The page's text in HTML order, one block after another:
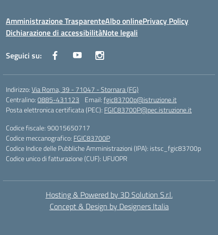
Amministrazione TrasparenteAlbo onlinePrivacy Policy
Dichiarazione di accessibilitàNote legali
Seguici su:
Indirizzo:Via Roma, 39 - 71047 - Stornara (FG)
Centralino:0885-431123 Email:fgic83700p@istruzione.it
Posta elettronica certificata (PEC): FGIC83700P@pec.istruzione.it
Codice fiscale: 90015650717
Codice meccanografico: FGIC83700P
Codice Indice delle Pubbliche Amministrazioni (IPA): istsc_fgic83700p
Codice unico di fatturazione (CUF): UFUOPR
Hosting & Powered by 3D Solution S.r.l.
Concept & Design by Designers Italia